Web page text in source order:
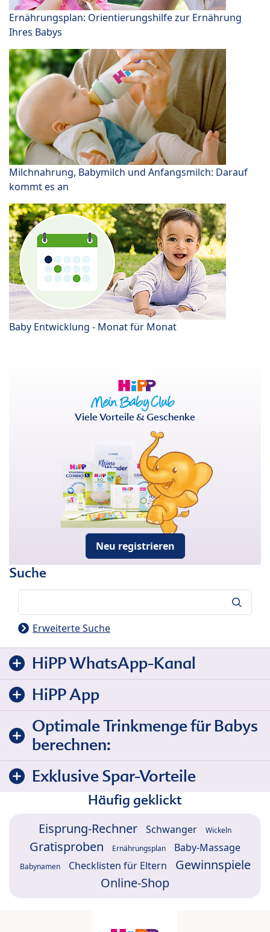
Ernährungsplan: Orientierungshilfe zur Ernährung
Ihres Babys
Milchnahrung, Babymilch und Anfangsmilch: Darauf
kommt es an
Baby Entwicklung - Monat für Monat
Viele Vorteile & Geschenke
Neu registrieren
Suche
Erweiterte Suche
HiPP WhatsApp-Kanal
HiPP App
Optimale Trinkmenge für Babys
berechnen:
Exklusive Spar-Vorteile
Häufig geklickt
Eisprung-Rechner Schwanger Wickeln
Gratisproben Ernährungsplan Baby-Massage
Babynamen Checklisten für Eltern
Gewinnspiele
Online-Shop